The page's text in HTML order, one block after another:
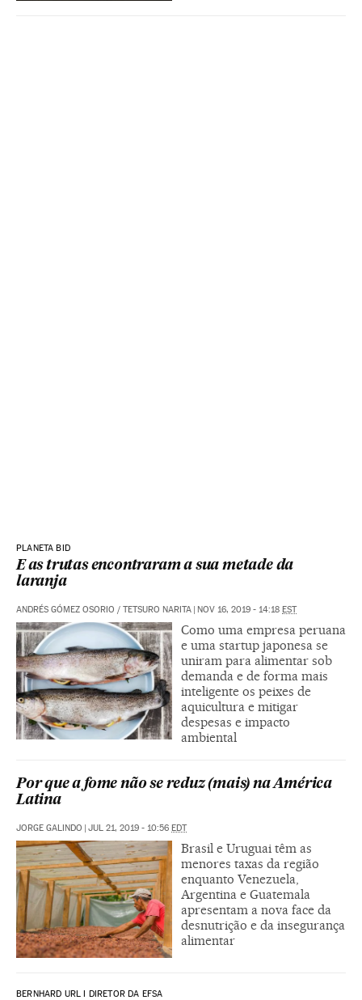
PLANETA BID
E as trutas encontraram a sua metade da
laranja
ANDRÉS GÓMEZ OSORIO / TETSURO NARITA | NOV 16, 2019 - 14:18 EST
Como uma empresa peruana
e uma startup japonesa se
uniram para alimentar sob
demanda e de forma mais
inteligente os peixes de
aquicultura e mitigar
despesas e impacto
ambiental
Por que a fome não se reduz (mais) na América
Latina
JORGE GALINDO | JUL 21, 2019 - 10:56 EDT
Brasil e Uruguai têm as
menores taxas da região
enquanto Venezuela,
Argentina e Guatemala
apresentam a nova face da
desnutrição e da insegurança
alimentar
BERNHARD URL I DIRETOR DA EFSA